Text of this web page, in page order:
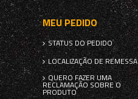
MEU PEDIDO
STATUS DO PEDIDO
LOCALIZAÇÃO DE REMESSA
QUERO FAZER UMA
RECLAMAÇÃO SOBRE O
PRODUTO